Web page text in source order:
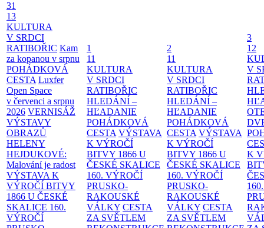
31
13
KULTURA
V SRDCI
RATIBOŘIC Kam
za kopanou v srpnu
POHÁDKOVÁ
CESTA Luxfer
Open Space
v červenci a srpnu
2026 VERNISÁŽ
VÝSTAVY
OBRAZŮ
HELENY
HEJDUKOVÉ:
Malování je radost
VÝSTAVA K
VÝROČÍ BITVY
1866 U ČESKÉ
SKALICE 160.
VÝROČÍ
1
11
KULTURA
V SRDCI
RATIBOŘIC
HLEDÁNÍ –
HĽADANIE
POHÁDKOVÁ
CESTA VÝSTAVA
K VÝROČÍ
BITVY 1866 U
ČESKÉ SKALICE
160. VÝROČÍ
PRUSKO-
RAKOUSKÉ
VÁLKY CESTA
ZA SVĚTLEM
2
11
KULTURA
V SRDCI
RATIBOŘIC
HLEDÁNÍ –
HĽADANIE
POHÁDKOVÁ
CESTA VÝSTAVA
K VÝROČÍ
BITVY 1866 U
ČESKÉ SKALICE
160. VÝROČÍ
PRUSKO-
RAKOUSKÉ
VÁLKY CESTA
ZA SVĚTLEM
3
12
V
K